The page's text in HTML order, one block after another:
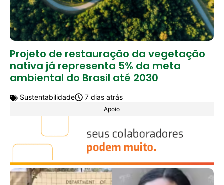
Projeto de restauração da vegetação
nativa já representa 5% da meta
ambiental do Brasil até 2030
Sustentabilidade 7 dias atrás
Apoio